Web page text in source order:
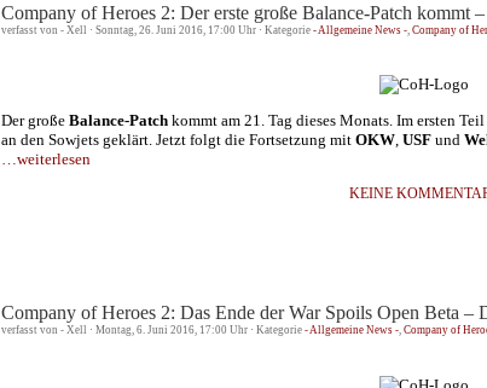
Company of Heroes 2: Der erste große Balance-Patch kommt
verfasst von - Xell · Sonntag, 26. Juni 2016, 17:00 Uhr · Kategorie - Allgemeine News - Company of
Der große Balance-Patch kommt am 21. Tag dieses Monats. Im ersten
an den Sowjets geklärt. Jetzt folgt die Fortsetzung mit OKW USF und
…weiterlesen
KEINE
Company of Heroes 2: Das Ende der War Spoils Open Beta –
verfasst von - Xell · Montag, 6. Juni 2016, 17:00 Uhr · Kategorie - Allgemeine News - Company of